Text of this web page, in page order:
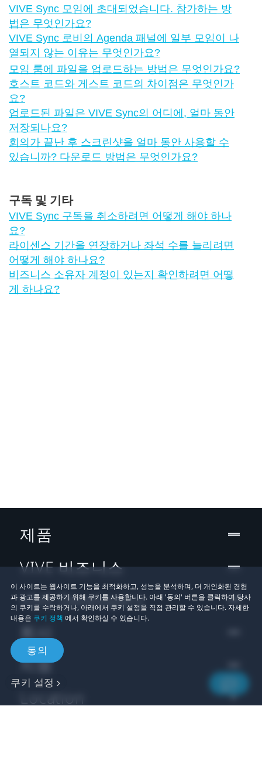
VIVE Sync 모임에 초대되었습니다. 참가하는 방
법은 무엇인가요?
VIVE Sync 로비의 Agenda 패널에 일부 모임이 나
열되지 않는 이유는 무엇인가요?
모임 룸에 파일을 업로드하는 방법은 무엇인가요?
호스트 코드와 게스트 코드의 차이점은 무엇인가
요?
업로드된 파일은 VIVE Sync의 어디에, 얼마 동안
저장되나요?
회의가 끝난 후 스크린샷을 얼마 동안 사용할 수
있습니까? 다운로드 방법은 무엇인가요?
구독 및 기타
VIVE Sync 구독을 취소하려면 어떻게 해야 하나
요?
라이센스 기간을 연장하거나 좌석 수를 늘리려면
어떻게 해야 하나요?
비즈니스 소유자 계정이 있는지 확인하려면 어떻
게 하나요?
이 사이트는 웹사이트 기능을 최적화하고, 성능을 분석하며, 더 개인화된 경험
과 광고를 제공하기 위해 쿠키를 사용합니다. 아래 '동의' 버튼을 클릭하여 당사
의 쿠키를 수락하거나, 아래에서 쿠키 설정을 직접 관리할 수 있습니다. 자세한
내용은 쿠키 정책 에서 확인하실 수 있습니다.
동의
쿠키 설정
제품
VIVE 비즈니스
VIVE Developers
회사
지원
Location